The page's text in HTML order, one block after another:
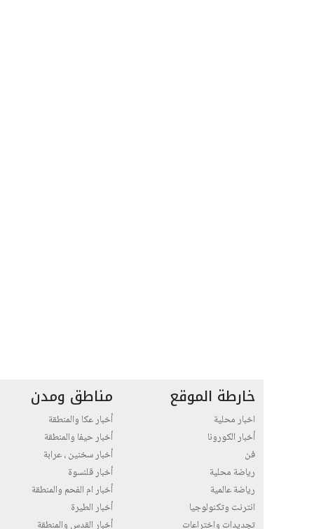
خارطة الموقع
اخبار محلية
أخبار الكورونا
فن
رياضة محلية
رياضة عالمية
انترنت وتكنولوجيا
تجديدات واختراعات
مناطق ومدن
أخبار عكا والمنطقة
أخبار حيفا والمنطقة
أخبار سخنين ، عرابة
أخبار قلنسوة
أخبار ام الفحم والمنطقة
أخبار الطيرة
أخبار القدس والمنطقة